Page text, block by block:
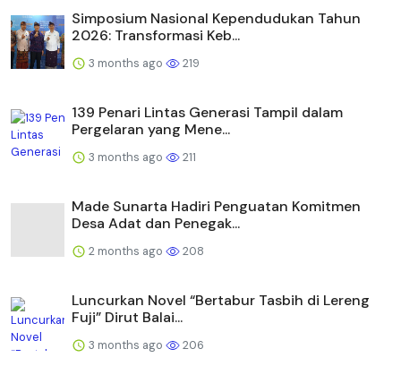
Simposium Nasional Kependudukan Tahun
2026: Transformasi Keb...
3 months ago 219
139 Penari Lintas Generasi Tampil dalam
Pergelaran yang Mene...
3 months ago 211
Made Sunarta Hadiri Penguatan Komitmen
Desa Adat dan Penegak...
2 months ago 208
Luncurkan Novel “Bertabur Tasbih di Lereng
Fuji” Dirut Balai...
3 months ago 206